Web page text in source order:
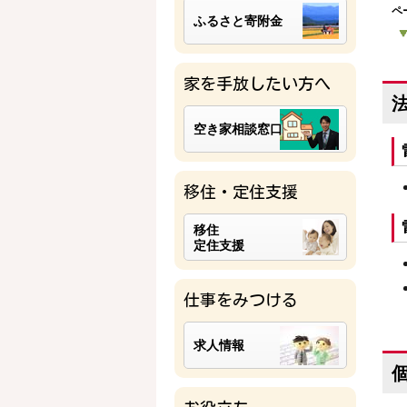
ペ
ふるさと寄附金
家を手放したい方へ
空き家相談窓口
移住・定住支援
移住
定住支援
仕事をみつける
求人情報